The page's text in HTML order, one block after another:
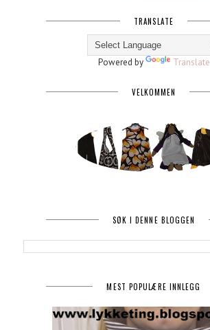
TRANSLATE
Powered by Translate
VELKOMMEN
SØK I DENNE BLOGGEN
MEST POPULÆRE INNLEGG